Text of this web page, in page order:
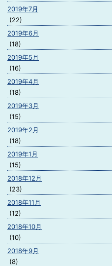
2019年7月
(22)
2019年6月
(18)
2019年5月
(16)
2019年4月
(18)
2019年3月
(15)
2019年2月
(18)
2019年1月
(15)
2018年12月
(23)
2018年11月
(12)
2018年10月
(10)
2018年9月
(8)